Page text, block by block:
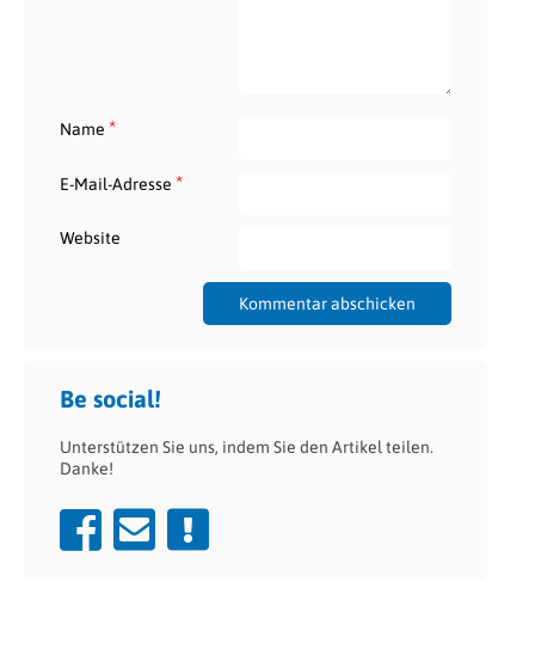
Name *
E-Mail-Adresse *
Website
Be social!
Unterstützen Sie uns, indem Sie den Artikel teilen.
Danke!